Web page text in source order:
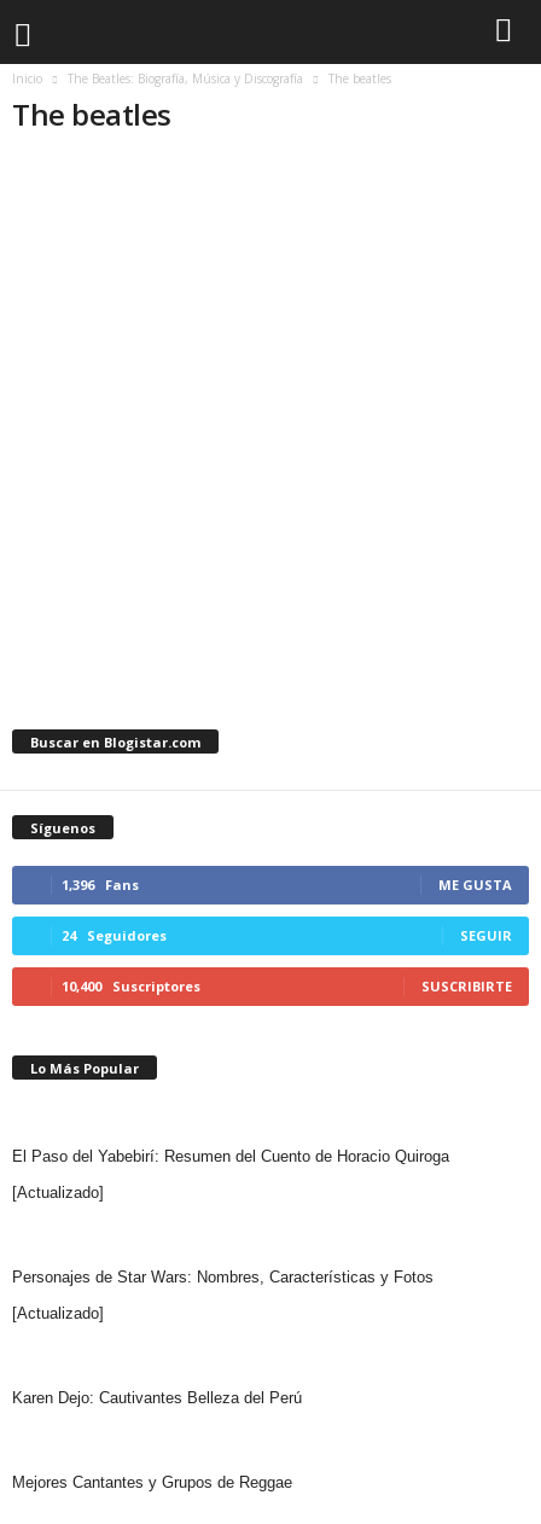
Inicio The Beatles: Biografía, Música y Discografía The beatles
The beatles
Buscar en Blogistar.com
Síguenos
1,396 Fans ME GUSTA
24 Seguidores SEGUIR
10,400 Suscriptores SUSCRIBIRTE
Lo Más Popular
El Paso del Yabebirí: Resumen del Cuento de Horacio Quiroga
[Actualizado]
Personajes de Star Wars: Nombres, Características y Fotos
[Actualizado]
Karen Dejo: Cautivantes Belleza del Perú
Mejores Cantantes y Grupos de Reggae